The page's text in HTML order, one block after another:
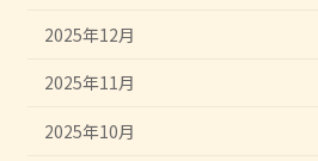
2025年12月
2025年11月
2025年10月